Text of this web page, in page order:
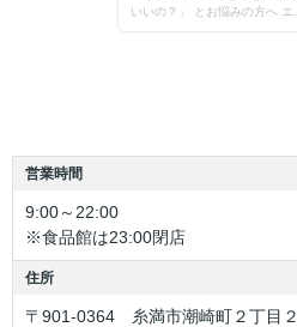
若手社員に聞いてみました
社員の声
営業時間
9:00～22:00
※食品館は23:00閉店
住所
〒901-0364 糸満市潮崎町２丁目２